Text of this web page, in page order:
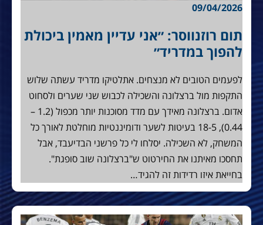
09/04/2026
תום רוזנווסר: ״אני עדיין מאמין ביכולת
להפוך במדריד״
לפעמים הטובים לא מנצחים. אתלטיקו מדריד עשתה שלוש
התקפות מול ברצלונה והשכילה לכבוש שני שערים ולסחוט
אדום. ברצלונה מאידך עם מדד מסוכנות יותר מכפול (1.2 –
0.44), 18-5 בעיטות לשער ודומיננטיות מוחלטת לאורך כל
המשחק, לא השכילה. יסלחו לי כל פרשני הבדיעבד, אבל
תחסכו מאיתנו את החירטוט ש"ברצלונה שוב סופגת".
בחייאת איזו רדידות זה להגיד…